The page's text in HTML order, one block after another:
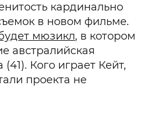
кардинально
в новом фильме.
мюзикл, в котором
австралийская
Кого играет Кейт,
проекта не